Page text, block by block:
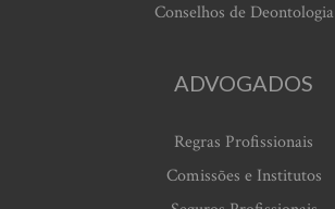
Conselhos de Deontologia
ADVOGADOS
Regras Profissionais
Comissões e Institutos